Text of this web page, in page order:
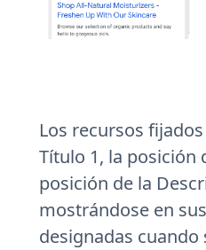
Los recursos
Título 1, la posición
posición de la
mostrándose en
designadas cuando